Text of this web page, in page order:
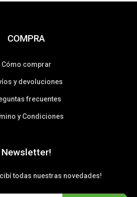
COMPRA
Cómo comprar
y devoluciones
frecuentes
y Condiciones
Newsletter!
todas nuestras novedades!